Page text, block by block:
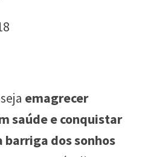
emagrecer
saúde e conquistar
barriga dos sonhos